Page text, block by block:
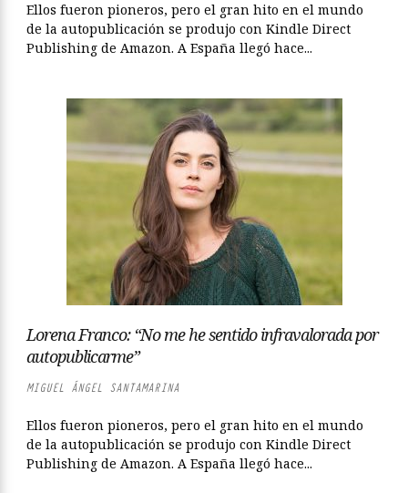
Ellos fueron pioneros, pero el gran hito en el mundo
de la autopublicación se produjo con Kindle Direct
Publishing de Amazon. A España llegó hace...
Lorena Franco: “No me he sentido infravalorada por
autopublicarme”
MIGUEL ÁNGEL SANTAMARINA
Ellos fueron pioneros, pero el gran hito en el mundo
de la autopublicación se produjo con Kindle Direct
Publishing de Amazon. A España llegó hace...